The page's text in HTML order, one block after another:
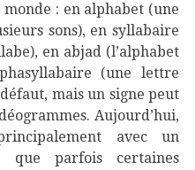
: en alphabet (une
sons), en syllabaire
en abjad (l’alphabet
(une lettre
mais un signe peut
Aujourd’hui,
avec un
que parfois certaines